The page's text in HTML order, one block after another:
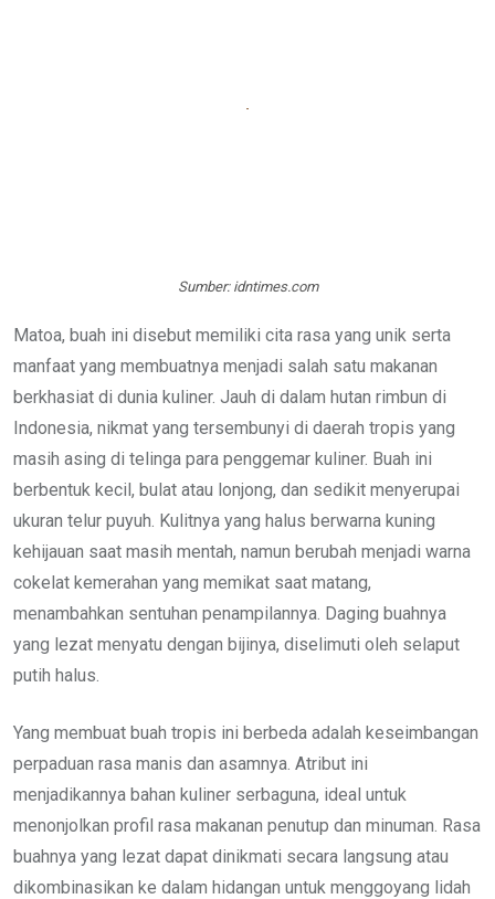
Sumber: idntimes.com
Matoa, buah ini disebut memiliki cita rasa yang unik serta
manfaat yang membuatnya menjadi salah satu makanan
berkhasiat di dunia kuliner. Jauh di dalam hutan rimbun di
Indonesia, nikmat yang tersembunyi di daerah tropis yang
masih asing di telinga para penggemar kuliner. Buah ini
berbentuk kecil, bulat atau lonjong, dan sedikit menyerupai
ukuran telur puyuh. Kulitnya yang halus berwarna kuning
kehijauan saat masih mentah, namun berubah menjadi warna
cokelat kemerahan yang memikat saat matang,
menambahkan sentuhan penampilannya. Daging buahnya
yang lezat menyatu dengan bijinya, diselimuti oleh selaput
putih halus.
Yang membuat buah tropis ini berbeda adalah keseimbangan
perpaduan rasa manis dan asamnya. Atribut ini
menjadikannya bahan kuliner serbaguna, ideal untuk
menonjolkan profil rasa makanan penutup dan minuman. Rasa
buahnya yang lezat dapat dinikmati secara langsung atau
dikombinasikan ke dalam hidangan untuk menggoyang lidah